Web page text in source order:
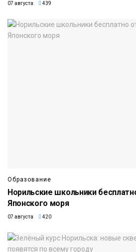
07 августа 439
Образование
Норильские школьники
Японского моря
07 августа 420